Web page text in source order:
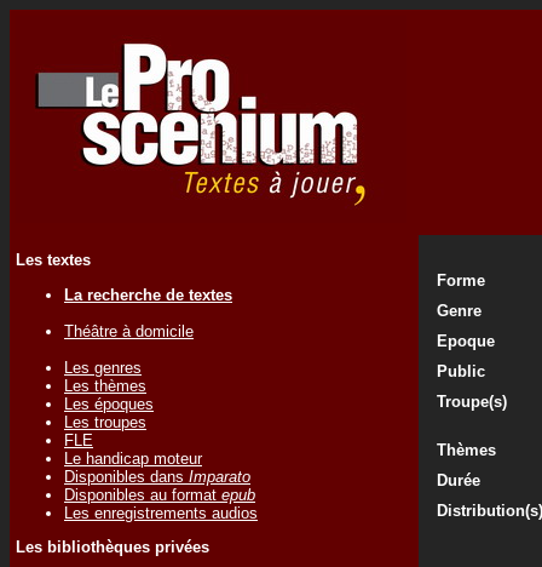
Les textes
La recherche de textes
Théâtre à domicile
Les genres
Les thèmes
Les époques
Les troupes
FLE
Le handicap moteur
Disponibles dans Imparato
Disponibles au format epub
Les enregistrements audios
Les bibliothèques privées
Forme
Genre
Epoque
Public
Troupe(s)
Thèmes
Durée
Distribution(s)